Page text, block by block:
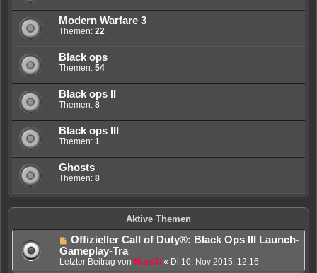
Modern Warfare 3
Themen: 22
Black ops
Themen: 54
Black ops II
Themen: 8
Black ops III
Themen: 1
Ghosts
Themen: 8
Aktive Themen
Offizieller Call of Duty®: Black Ops III Launch-
Gameplay-Tra
Letzter Beitrag von Marc3l « Di 10. Nov 2015, 12:16